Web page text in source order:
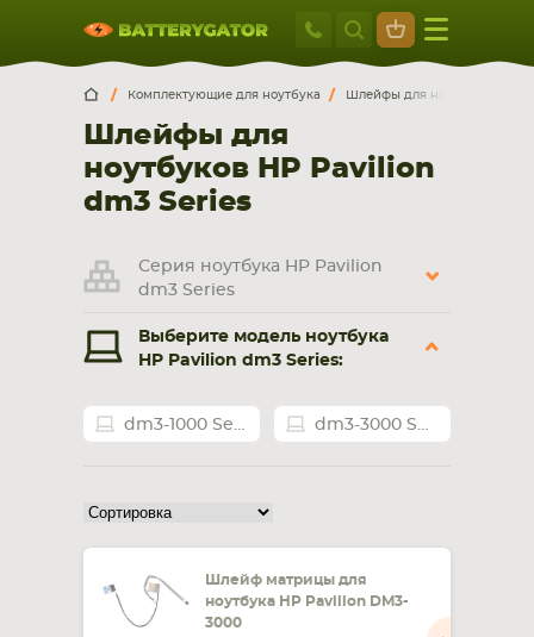
Москва
+7 495 414
Москва Санкт-Петербург
г. Москва, ул. Ткацкая, 5с3 (м. Семеновская)
5 мин. ходьбы от ст.м. “Семеновская”
+7 495 414 28 59
9:00-21:00
смартфона, планшета
КОМПЛЕКТУЮЩИЕ
Комплектующие для ноутбука Шлейфы для ноутбуков
Шлейфы для
ноутбуков HP Pavilion
dm3 Series
Серия ноутбука HP Pavilion
dm3 Series
Выберите модель ноутбука
HP Pavilion dm3 Series:
dm3-1000 Series dm3-3000 Series
Шлейф матрицы для
ноутбука HP Pavilion DM3-
3000